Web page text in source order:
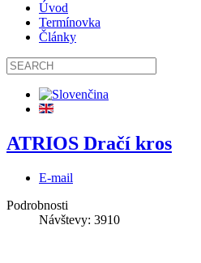
Úvod
Termínovka
Články
ATRIOS Dračí kros
E-mail
Podrobnosti
Návštevy: 3910